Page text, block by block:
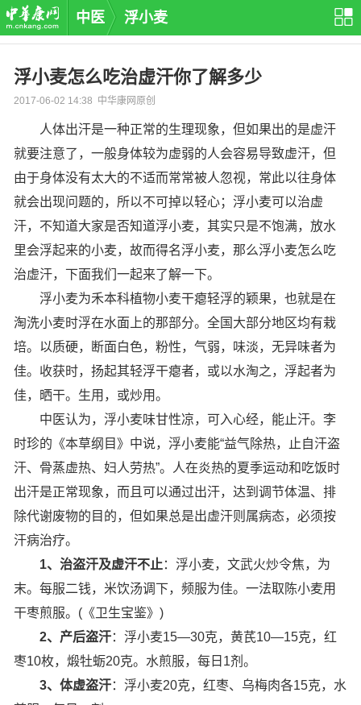
中医 浮小麦
浮小麦怎么吃治虚汗你了解多少
2017-06-02 14:38 中华康网原创
人体出汗是一种正常的生理现象，但如果出的是虚汗
就要注意了，一般身体较为虚弱的人会容易导致虚汗，但
由于身体没有太大的不适而常常被人忽视，常此以往身体
就会出现问题的，所以不可掉以轻心；浮小麦可以治虚
汗，不知道大家是否知道浮小麦，其实只是不饱满，放水
里会浮起来的小麦，故而得名浮小麦，那么浮小麦怎么吃
治虚汗，下面我们一起来了解一下。
浮小麦为禾本科植物小麦干瘪轻浮的颖果，也就是在
淘洗小麦时浮在水面上的那部分。全国大部分地区均有栽
培。以质硬，断面白色，粉性，气弱，味淡，无异味者为
佳。收获时，扬起其轻浮干瘪者，或以水淘之，浮起者为
佳，晒干。生用，或炒用。
中医认为，浮小麦味甘性凉，可入心经，能止汗。李
时珍的《本草纲目》中说，浮小麦能“益气除热，止自汗盗
汗、骨蒸虚热、妇人劳热”。人在炎热的夏季运动和吃饭时
出汗是正常现象，而且可以通过出汗，达到调节体温、排
除代谢废物的目的，但如果总是出虚汗则属病态，必须按
汗病治疗。
1、治盗汗及虚汗不止：浮小麦，文武火炒令焦，为
末。每服二钱，米饮汤调下，频服为佳。一法取陈小麦用
干枣煎服。(《卫生宝鉴》)
2、产后盗汗：浮小麦15—30克，黄芪10—15克，红
枣10枚，煅牡蛎20克。水煎服，每日1剂。
3、体虚盗汗：浮小麦20克，红枣、乌梅肉各15克，水